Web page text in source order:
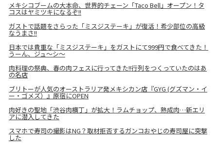
メキシコブームの大本命、世界的チェーン「Taco Bell」オープン！タ
コスはヤミツキになるぞ!!
ガストで話題をさらった「ミスジステーキ」が復活！希少部位の高級
なうまさ!!
日本では貴重な「ミスジステーキ」をガストにて999円で食べてきた！
うーん、ジュ～シ～
肉料理の祭典、春の肉フェスに行ってきた!!行列をつくっていたのはあ
の名店
ブリトーが人気のオーストラリア発メキシカン店『GYG (グズマン・イ
ー・ゴメズ）』原宿にOPEN
肉好きの聖地「渋谷肉横丁」が拡大！ラムチョップ、熟成肉…新エリ
アに潜入してきた
スマホで寿司の撮影はNG？取材拒否するガンコおやじの寿司屋に突撃
した